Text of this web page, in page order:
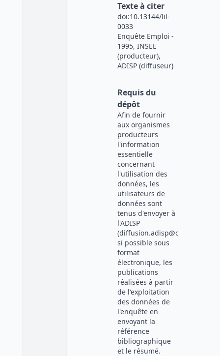
Texte à citer
doi:10.13144/lil-
0033
Enquête Emploi -
1995, INSEE
(producteur),
ADISP (diffuseur)
Requis du
dépôt
Afin de fournir
aux organismes
producteurs
l'information
essentielle
concernant
l'utilisation des
données, les
utilisateurs de
données sont
tenus d'envoyer à
l'ADISP
(diffusion.adisp@cnrs.fr),
si possible sous
format
électronique, les
publications
réalisées à partir
de l'exploitation
des données de
l'enquête en
envoyant la
référence
bibliographique
et le résumé.